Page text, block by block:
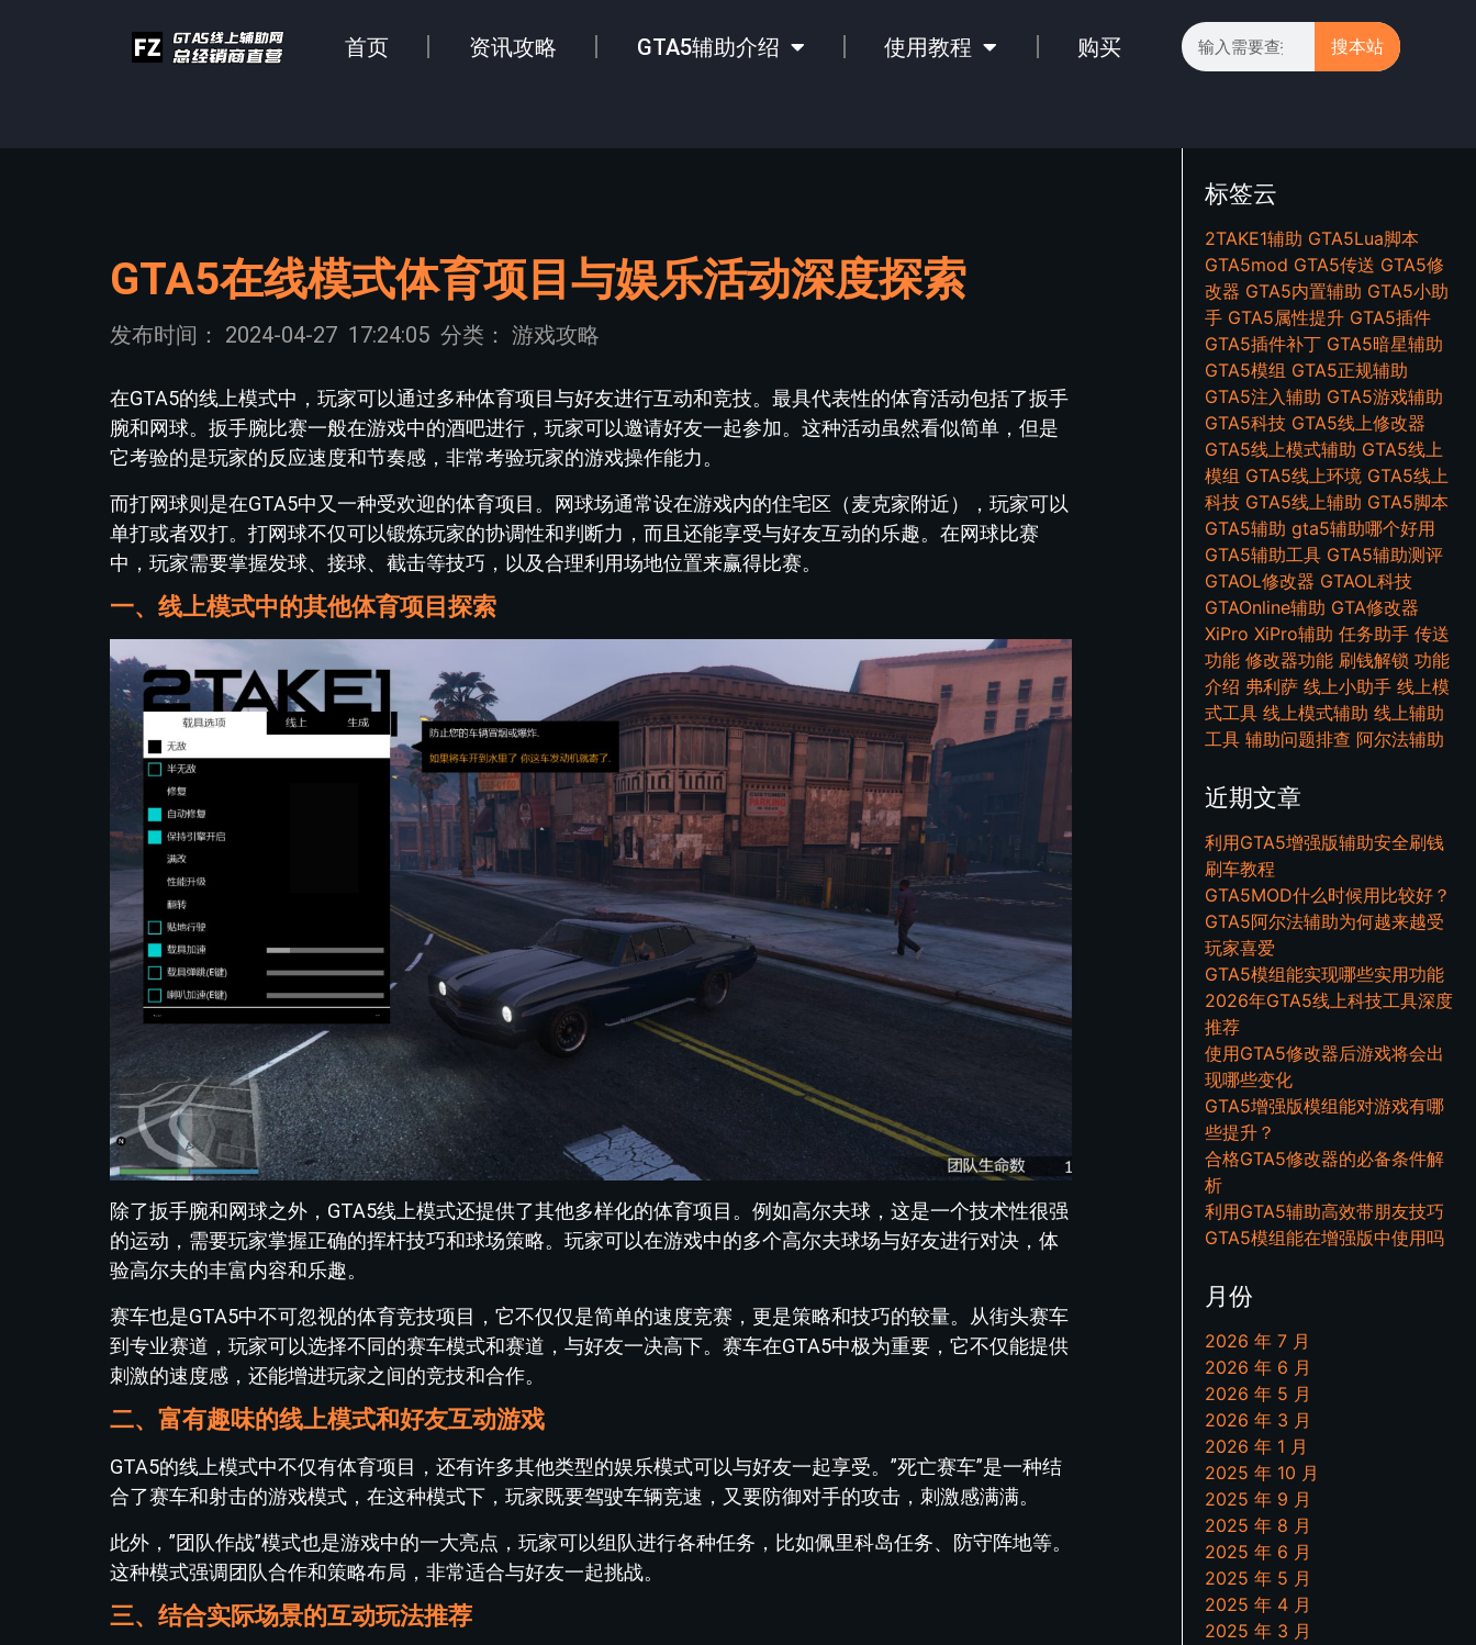
首页 资讯攻略 GTA5辅助介绍 使用教程 购买 搜本站
GTA5在线模式体育项目与娱乐活动深度探索
发布时间： 2024-04-27 17:24:05 分类： 游戏攻略
在GTA5的线上模式中，玩家可以通过多种体育项目与好友进行互动和竞技。最具代表性的体育活动包括了扳手
腕和网球。扳手腕比赛一般在游戏中的酒吧进行，玩家可以邀请好友一起参加。这种活动虽然看似简单，但是
它考验的是玩家的反应速度和节奏感，非常考验玩家的游戏操作能力。
而打网球则是在GTA5中又一种受欢迎的体育项目。网球场通常设在游戏内的住宅区（麦克家附近），玩家可以
单打或者双打。打网球不仅可以锻炼玩家的协调性和判断力，而且还能享受与好友互动的乐趣。在网球比赛
中，玩家需要掌握发球、接球、截击等技巧，以及合理利用场地位置来赢得比赛。
一、线上模式中的其他体育项目探索
除了扳手腕和网球之外，GTA5线上模式还提供了其他多样化的体育项目。例如高尔夫球，这是一个技术性很强
的运动，需要玩家掌握正确的挥杆技巧和球场策略。玩家可以在游戏中的多个高尔夫球场与好友进行对决，体
验高尔夫的丰富内容和乐趣。
赛车也是GTA5中不可忽视的体育竞技项目，它不仅仅是简单的速度竞赛，更是策略和技巧的较量。从街头赛车
到专业赛道，玩家可以选择不同的赛车模式和赛道，与好友一决高下。赛车在GTA5中极为重要，它不仅能提供
刺激的速度感，还能增进玩家之间的竞技和合作。
二、富有趣味的线上模式和好友互动游戏
GTA5的线上模式中不仅有体育项目，还有许多其他类型的娱乐模式可以与好友一起享受。”死亡赛车”是一种结
合了赛车和射击的游戏模式，在这种模式下，玩家既要驾驶车辆竞速，又要防御对手的攻击，刺激感满满。
此外，”团队作战”模式也是游戏中的一大亮点，玩家可以组队进行各种任务，比如佩里科岛任务、防守阵地等。
这种模式强调团队合作和策略布局，非常适合与好友一起挑战。
三、结合实际场景的互动玩法推荐
标签云
2TAKE1辅助 GTA5Lua脚本
GTA5mod GTA5传送 GTA5修
改器 GTA5内置辅助 GTA5小助
手 GTA5属性提升 GTA5插件
GTA5插件补丁 GTA5暗星辅助
GTA5模组 GTA5正规辅助
GTA5注入辅助 GTA5游戏辅助
GTA5科技 GTA5线上修改器
GTA5线上模式辅助 GTA5线上
模组 GTA5线上环境 GTA5线上
科技 GTA5线上辅助 GTA5脚本
GTA5辅助 gta5辅助哪个好用
GTA5辅助工具 GTA5辅助测评
GTAOL修改器 GTAOL科技
GTAOnline辅助 GTA修改器
XiPro XiPro辅助 任务助手 传送
功能 修改器功能 刷钱解锁 功能
介绍 弗利萨 线上小助手 线上模
式工具 线上模式辅助 线上辅助
工具 辅助问题排查 阿尔法辅助
近期文章
利用GTA5增强版辅助安全刷钱
刷车教程
GTA5MOD什么时候用比较好？
GTA5阿尔法辅助为何越来越受
玩家喜爱
GTA5模组能实现哪些实用功能
2026年GTA5线上科技工具深度
推荐
使用GTA5修改器后游戏将会出
现哪些变化
GTA5增强版模组能对游戏有哪
些提升？
合格GTA5修改器的必备条件解
析
利用GTA5辅助高效带朋友技巧
GTA5模组能在增强版中使用吗
月份
2026 年 7 月
2026 年 6 月
2026 年 5 月
2026 年 3 月
2026 年 1 月
2025 年 10 月
2025 年 9 月
2025 年 8 月
2025 年 6 月
2025 年 5 月
2025 年 4 月
2025 年 3 月